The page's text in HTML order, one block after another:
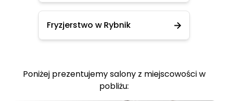
Fryzjerstwo w Rybnik
Poniżej prezentujemy salony z miejscowości w
pobliżu: